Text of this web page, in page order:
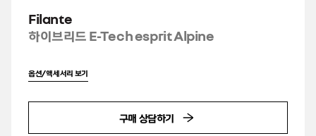
Filante
하이브리드 E-Tech esprit Alpine
옵션/액세서리 보기
구매 상담하기